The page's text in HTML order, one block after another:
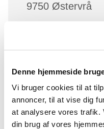
Denne hjemmeside
Vi bruger cookies til at
annoncer, til at vise dig
at analysere vores trafik.
din brug af vores
9750 Østervrå
I voksenkoret synger vi
to, tre eller fire stemmer.
Alle kan være med –